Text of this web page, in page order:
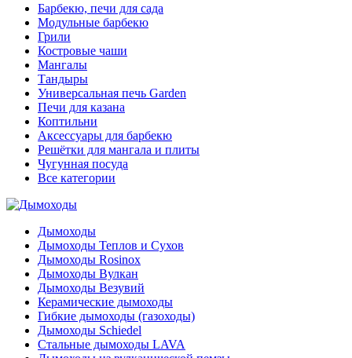
Барбекю, печи для сада
Модульные барбекю
Грили
Костровые чаши
Мангалы
Тандыры
Универсальная печь Garden
Печи для казана
Коптильни
Аксессуары для барбекю
Решётки для мангала и плиты
Чугунная посуда
Все категории
Дымоходы
Дымоходы Теплов и Сухов
Дымоходы Rosinox
Дымоходы Вулкан
Дымоходы Везувий
Керамические дымоходы
Гибкие дымоходы (газоходы)
Дымоходы Schiedel
Стальные дымоходы LAVA